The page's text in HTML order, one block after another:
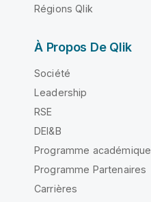
Régions Qlik
À Propos De Qlik
Société
Leadership
RSE
DEI&B
Programme académique
Programme Partenaires
Carrières